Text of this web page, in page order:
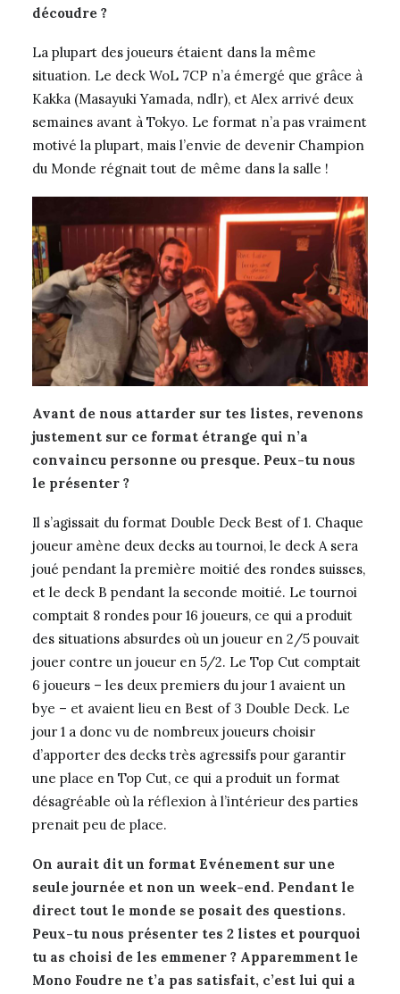
découdre ?
La plupart des joueurs étaient dans la même
situation. Le deck WoL 7CP n’a émergé que grâce à
Kakka (Masayuki Yamada, ndlr), et Alex arrivé deux
semaines avant à Tokyo. Le format n’a pas vraiment
motivé la plupart, mais l’envie de devenir Champion
du Monde régnait tout de même dans la salle !
Avant de nous attarder sur tes listes, revenons
justement sur ce format étrange qui n’a
convaincu personne ou presque. Peux-tu nous
le présenter ?
Il s’agissait du format Double Deck Best of 1. Chaque
joueur amène deux decks au tournoi, le deck A sera
joué pendant la première moitié des rondes suisses,
et le deck B pendant la seconde moitié. Le tournoi
comptait 8 rondes pour 16 joueurs, ce qui a produit
des situations absurdes où un joueur en 2/5 pouvait
jouer contre un joueur en 5/2. Le Top Cut comptait
6 joueurs – les deux premiers du jour 1 avaient un
bye – et avaient lieu en Best of 3 Double Deck. Le
jour 1 a donc vu de nombreux joueurs choisir
d’apporter des decks très agressifs pour garantir
une place en Top Cut, ce qui a produit un format
désagréable où la réflexion à l’intérieur des parties
prenait peu de place.
On aurait dit un format Evénement sur une
seule journée et non un week-end. Pendant le
direct tout le monde se posait des questions.
Peux-tu nous présenter tes 2 listes et pourquoi
tu as choisi de les emmener ? Apparemment le
Mono Foudre ne t’a pas satisfait, c’est lui qui a